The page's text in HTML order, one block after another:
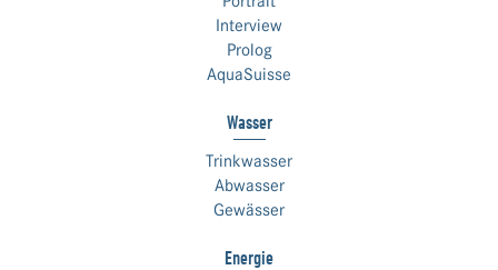
Interview
Prolog
AquaSuisse
Wasser
Trinkwasser
Abwasser
Gewässer
Energie